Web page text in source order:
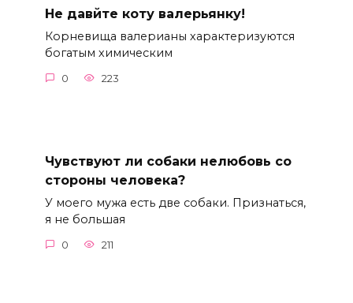
Не давйте коту валерьянку!
Корневища валерианы характеризуются
богатым химическим
0 223
Чувствуют ли собаки нелюбовь со
стороны человека?
У моего мужа есть две собаки. Признаться,
я не большая
0 211